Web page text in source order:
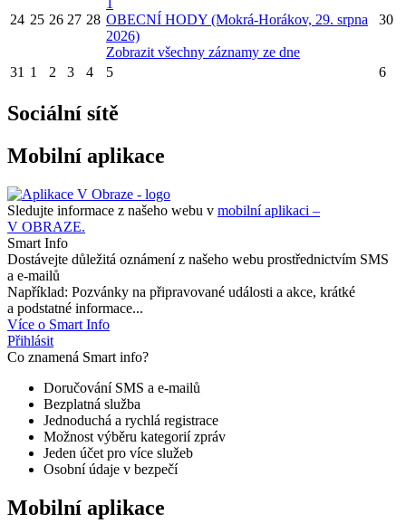
24 25 26 27 28
1
OBECNÍ HODY (Mokrá-Horákov, 29. srpna
2026)
Zobrazit všechny záznamy ze dne
30
31 1 2 3 4 5 6
Sociální sítě
Mobilní aplikace
Sledujte informace z našeho webu v mobilní aplikaci –
V OBRAZE.
Smart Info
Dostávejte důležitá oznámení z našeho webu prostřednictvím SMS
a e-mailů
Například: Pozvánky na připravované události a akce, krátké
a podstatné informace...
Více o Smart Info
Přihlásit
Co znamená Smart info?
Doručování SMS a e-mailů
Bezplatná služba
Jednoduchá a rychlá registrace
Možnost výběru kategorií zpráv
Jeden účet pro více služeb
Osobní údaje v bezpečí
Mobilní aplikace